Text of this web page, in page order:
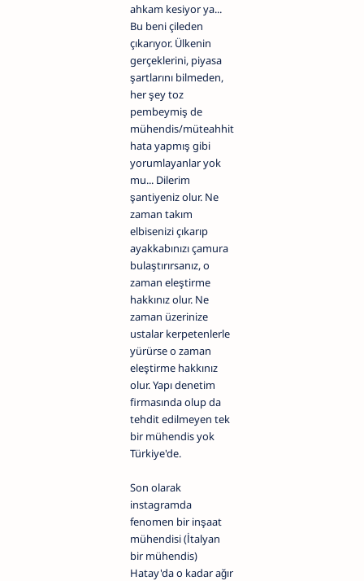
ahkam kesiyor ya...
Bu beni çileden
çıkarıyor. Ülkenin
gerçeklerini, piyasa
şartlarını bilmeden,
her şey toz
pembeymiş de
mühendis/müteahhit
hata yapmış gibi
yorumlayanlar yok
mu... Dilerim
şantiyeniz olur. Ne
zaman takım
elbisenizi çıkarıp
ayakkabınızı çamura
bulaştırırsanız, o
zaman eleştirme
hakkınız olur. Ne
zaman üzerinize
ustalar kerpetenlerle
yürürse o zaman
eleştirme hakkınız
olur. Yapı denetim
firmasında olup da
tehdit edilmeyen tek
bir mühendis yok
Türkiye'de.
Son olarak
instagramda
fenomen bir inşaat
mühendisi (İtalyan
bir mühendis)
Hatay'da o kadar ağır